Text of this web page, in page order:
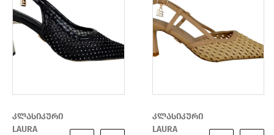
კლასიკური
LAURA
კლასიკური
LAURA